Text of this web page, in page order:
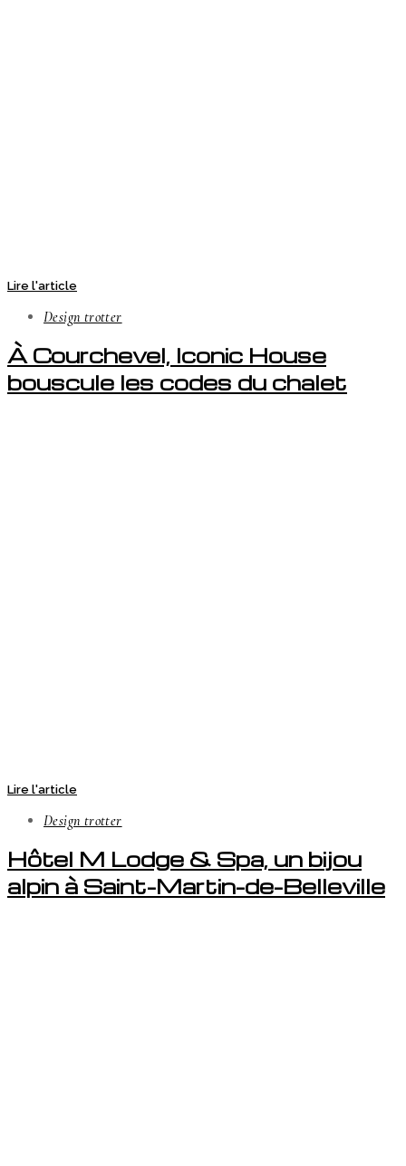
Lire l'article
Design trotter
À Courchevel, Iconic House
bouscule les codes du chalet
Lire l'article
Design trotter
Hôtel M Lodge & Spa, un bijou
alpin à Saint-Martin-de-Belleville